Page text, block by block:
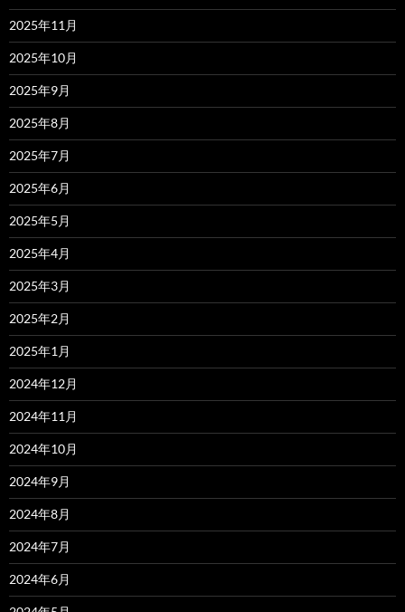
2025年11月
2025年10月
2025年9月
2025年8月
2025年7月
2025年6月
2025年5月
2025年4月
2025年3月
2025年2月
2025年1月
2024年12月
2024年11月
2024年10月
2024年9月
2024年8月
2024年7月
2024年6月